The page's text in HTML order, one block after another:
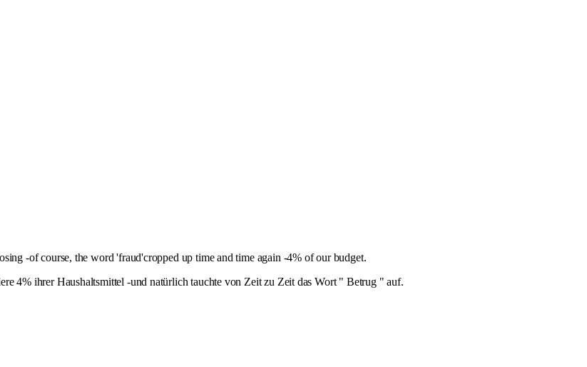
-of course, the word 'fraud'cropped up time and time again -4% of our budget.
4% ihrer Haushaltsmittel -und natürlich tauchte von Zeit zu Zeit das Wort " Betrug " auf.